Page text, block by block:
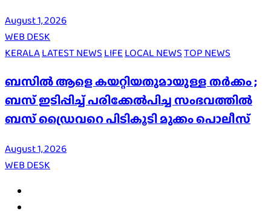
August 1, 2026
WEB DESK
KERALALATEST NEWS LIFE LOCAL NEWSTOP NEWS
ബസിൽ ആളെ കയറ്റിയതുമായുള്ള തർക്കം ;
ബസ് ഇടിപ്പിച്ച് പരിക്കേൽപിച്ച സംഭവത്തിൽ
ബസ് ഡ്രൈവറെ പിടികൂടി മുക്കം പൊലീസ്
August 1, 2026
WEB DESK